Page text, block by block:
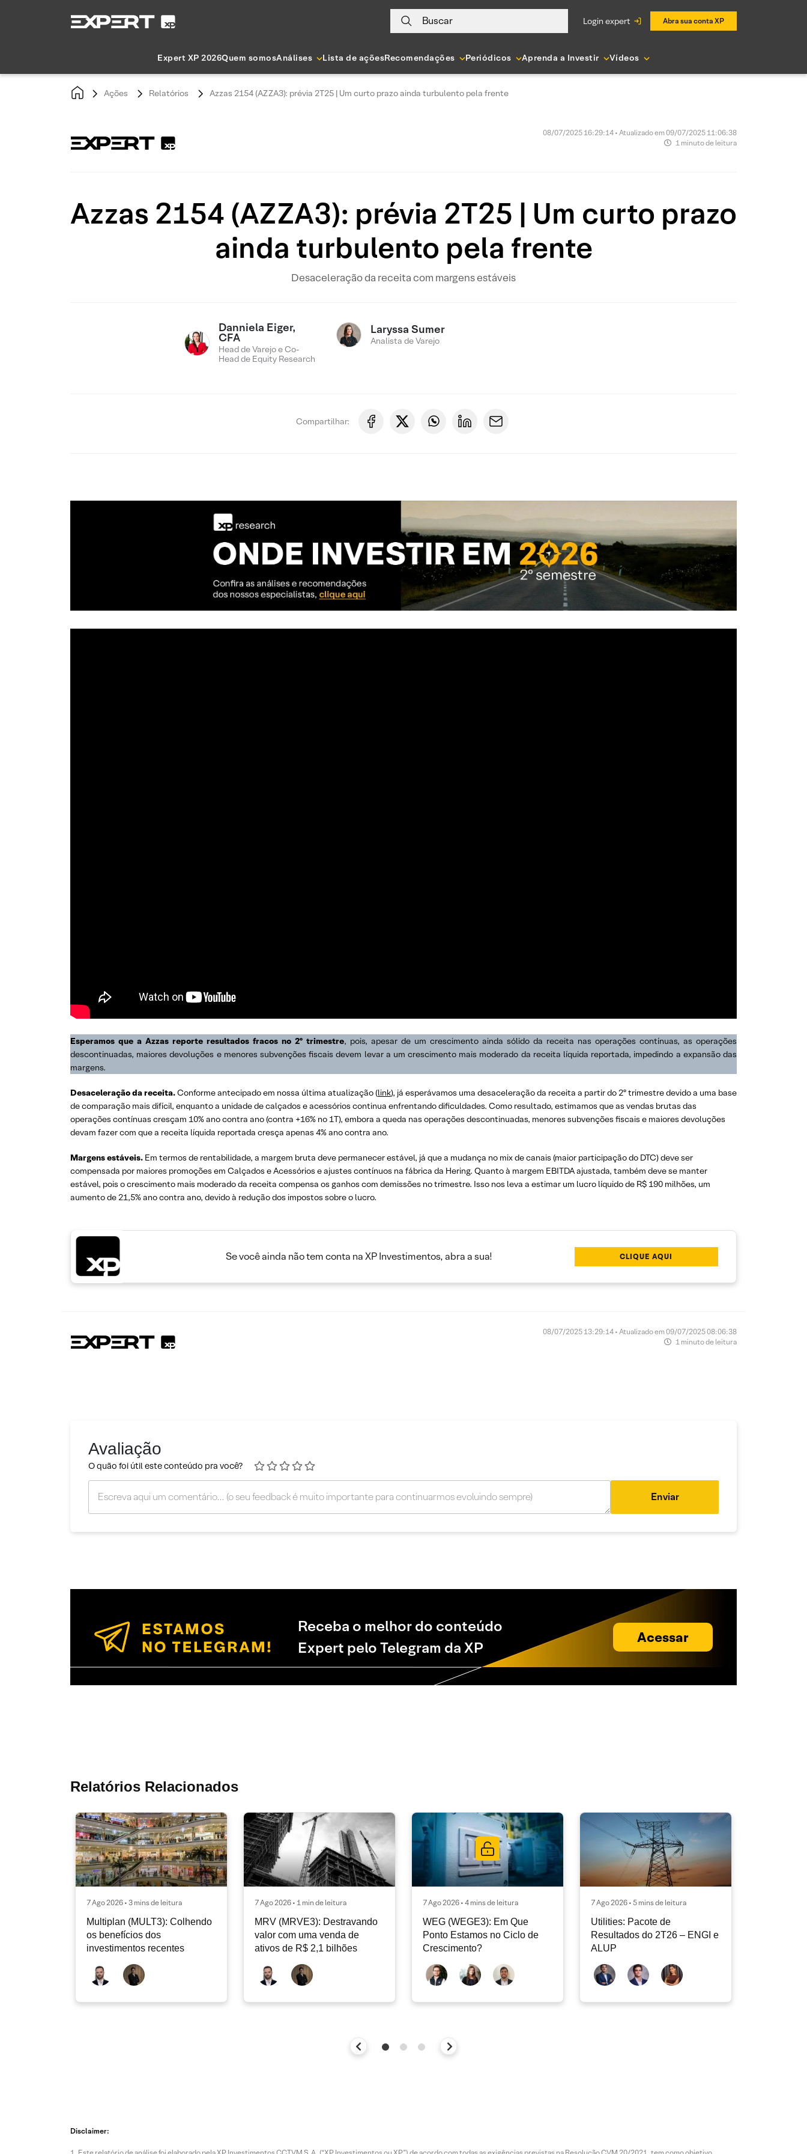
Buscar login expert Abra sua conta XP
Expert XP 2026Quem somosAnálises Lista de açõesRecomendações Periódicos Aprenda a Investir Vídeos
Ações Relatórios Azzas 2154 (AZZA3): prévia 2T25 | Um curto prazo ainda turbulento pela frente
08/07/2025 16:29:14 • Atualizado em 09/07/2025 11:06:38
1 minuto de leitura
Azzas 2154 (AZZA3): prévia 2T25 | Um curto prazo
ainda turbulento pela frente
Desaceleração da receita com margens estáveis
Danniela Eiger,
CFA
Head de Varejo e Co-
Head de Equity Research
Laryssa Sumer
Analista de Varejo
Compartilhar:
Esperamos que a Azzas reporte resultados fracos no 2º trimestre, pois, apesar de um crescimento ainda sólido da receita nas operações contínuas, as operações
descontinuadas, maiores devoluções e menores subvenções fiscais devem levar a um crescimento mais moderado da receita líquida reportada, impedindo a expansão das
margens.
Desaceleração da receita.Conforme antecipado em nossa última atualização (link), já esperávamos uma desaceleração da receita a partir do 2º trimestre devido a uma base
de comparação mais difícil, enquanto a unidade de calçados e acessórios continua enfrentando dificuldades. Como resultado, estimamos que as vendas brutas das
operações contínuas cresçam 10% ano contra ano (contra +16% no 1T), embora a queda nas operações descontinuadas, menores subvenções fiscais e maiores devoluções
devam fazer com que a receita líquida reportada cresça apenas 4% ano contra ano.
Margens estáveis. Em termos de rentabilidade, a margem bruta deve permanecer estável, já que a mudança no mix de canais (maior participação do DTC) deve ser
compensada por maiores promoções em Calçados e Acessórios e ajustes contínuos na fábrica da Hering. Quanto à margem EBITDA ajustada, também deve se manter
estável, pois o crescimento mais moderado da receita compensa os ganhos com demissões no trimestre. Isso nos leva a estimar um lucro líquido de R$ 190 milhões, um
aumento de 21,5% ano contra ano, devido à redução dos impostos sobre o lucro.
Se você ainda não tem conta na XP Investimentos, abra a sua! CLIQUE AQUI
08/07/2025 13:29:14 • Atualizado em 09/07/2025 08:06:38
1 minuto de leitura
Avaliação
O quão foi útil este conteúdo pra você?
Enviar
Receba o melhor do conteúdo
Expert pelo Telegram da XP
Acessar
Relatórios Relacionados
7 Ago 2026 • 3 mins de leitura
Multiplan (MULT3): Colhendo
os benefícios dos
investimentos recentes
7 Ago 2026 • 1 min de leitura
MRV (MRVE3): Destravando
valor com uma venda de
ativos de R$ 2,1 bilhões
7 Ago 2026 • 4 mins de leitura
WEG (WEGE3): Em Que
Ponto Estamos no Ciclo de
Crescimento?
7 Ago 2026 • 5 mins de leitura
Utilities: Pacote de
Resultados do 2T26 – ENGI e
ALUP
Disclaimer: